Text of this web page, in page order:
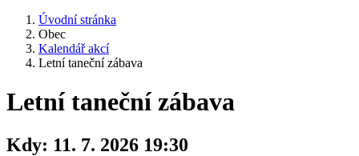
Úvodní stránka
Obec
Kalendář akcí
Letní taneční zábava
Letní taneční zábava
Kdy: 11. 7. 2026 19:30